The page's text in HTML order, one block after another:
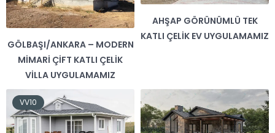
GÖLBAŞI/ANKARA – MODERN
MIMARI ÇIFT KATLI ÇELIK
VILLA UYGULAMAMIZ
AHŞAP GÖRÜNÜMLÜ TEK
KATLI ÇELIK EV UYGULAMAMIZ
VV10